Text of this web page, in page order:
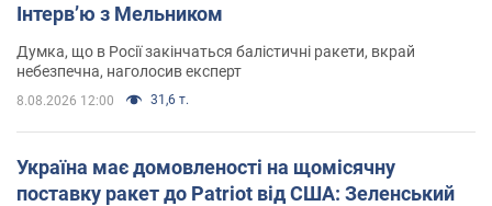
Інтерв’ю з Мельником
Думка, що в Росії закінчаться балістичні ракети, вкрай
небезпечна, наголосив експерт
8.08.2026 12:00 31,6 т.
Україна має домовленості на щомісячну
поставку ракет до Patriot від США: Зеленський